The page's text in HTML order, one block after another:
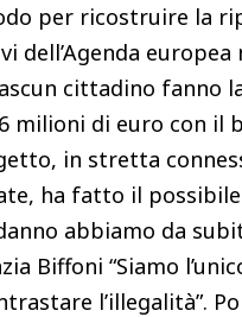
per ricostruire la
dell’Agenda
cittadino fanno
milioni di euro con il
in stretta
ha fatto il possibile
abbiamo da
Biffoni “Siamo
l’illegalità”.